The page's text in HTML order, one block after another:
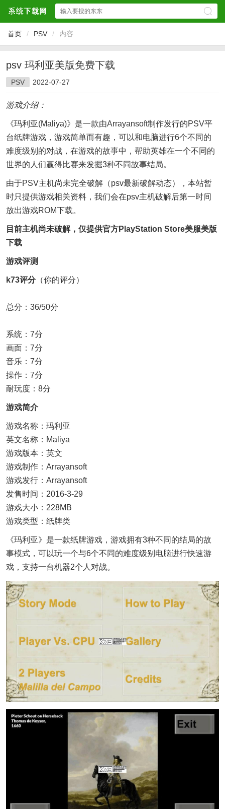
首页 / PSV / 内容
psv 玛利亚美版免费下载
PSV 2022-07-27
游戏介绍：
《玛利亚(Maliya)》是一款由Arrayansoft制作发行的PSV平
台纸牌游戏，游戏简单而有趣，可以和电脑进行6个不同的
难度级别的对战，在游戏的故事中，帮助英雄在一个不同的
世界的人们赢得比赛来发掘3种不同故事结局。
由于PSV主机尚未完全破解（psv最新破解动态），本站暂
时只提供游戏相关资料，我们会在psv主机破解后第一时间
放出游戏ROM下载。
目前主机尚未破解，仅提供官方PlayStation Store美服美版
下载
游戏评测
k73评分（你的评分）
总分：36/50分
系统：7分
画面：7分
音乐：7分
操作：7分
耐玩度：8分
游戏简介
游戏名称：玛利亚
英文名称：Maliya
游戏版本：英文
游戏制作：Arrayansoft
游戏发行：Arrayansoft
发售时间：2016-3-29
游戏大小：228MB
游戏类型：纸牌类
《玛利亚》是一款纸牌游戏，游戏拥有3种不同的结局的故
事模式，可以玩一个与6个不同的难度级别电脑进行快速游
戏，支持一台机器2个人对战。